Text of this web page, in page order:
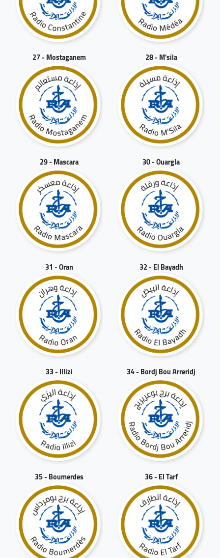
27 - Mostaganem 28 - M'sila
29 - Mascara 30 - Ouargla
31 - Oran 32 - El Bayadh
33 - Illizi 34 - Bordj Bou Arreridj
35 - Boumerdes 36 - El Tarf